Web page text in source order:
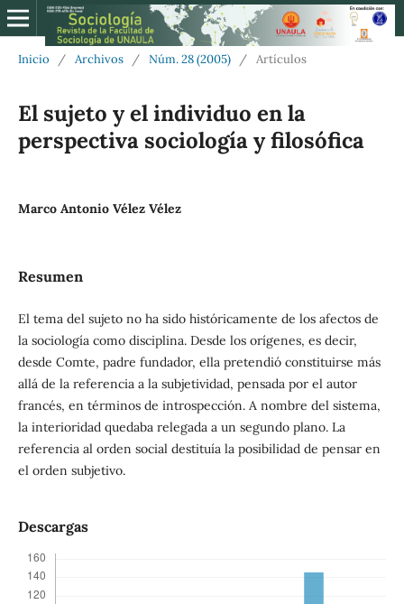
Inicio / Archivos / Núm. 28 (2005) / Artículos
El sujeto y el individuo en la
perspectiva sociología y filosófica
Marco Antonio Vélez Vélez
Resumen
El tema del sujeto no ha sido históricamente de los afectos de
la sociología como disciplina. Desde los orígenes, es decir,
desde Comte, padre fundador, ella pretendió constituirse más
allá de la referencia a la subjetividad, pensada por el autor
francés, en términos de introspección. A nombre del sistema,
la interioridad quedaba relegada a un segundo plano. La
referencia al orden social destituía la posibilidad de pensar en
el orden subjetivo.
Descargas